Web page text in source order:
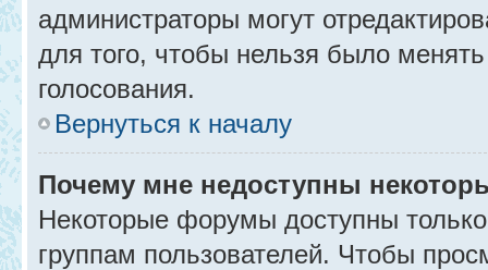
администраторы могут
для того, чтобы нельзя было
голосования.
Вернуться к началу
Почему мне недоступны
Некоторые форумы доступны
группам пользователей. Чтобы